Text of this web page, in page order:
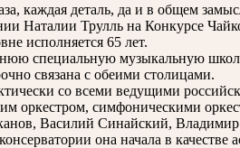
каждая деталь, да и в общем
Наталии Трулль на Конкурсе
исполняется 65 лет.
специальную музыкальную
связана с обеими столицами.
со всеми ведущими
оркестром, симфоническими
Василий Синайский, Владимир
она начала в